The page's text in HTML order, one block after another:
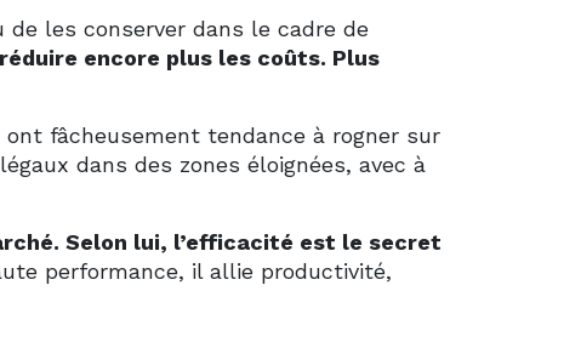
les conserver dans le cadre de
encore plus les coûts. Plus
fâcheusement tendance à rogner sur
dans des zones éloignées, avec à
Selon lui, l’efficacité est le secret
performance, il allie productivité,